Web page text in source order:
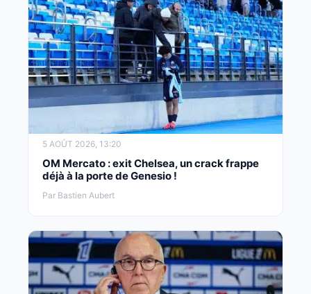
5 AOÛT 2026, 13:20
OM Mercato : exit Chelsea, un crack frappe
déjà à la porte de Genesio !
Par Bastien Aubert